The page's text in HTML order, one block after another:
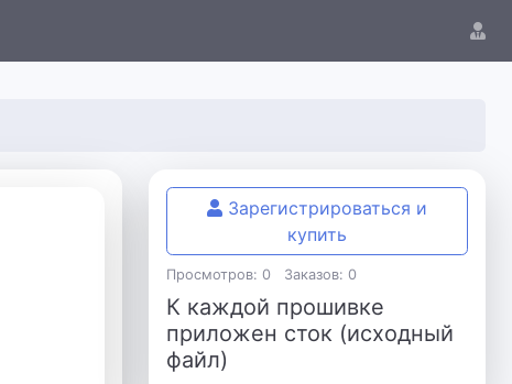
Зарегистрироваться и
купить
Просмотров: 0 Заказов: 0
К каждой прошивке
приложен сток (исходный
файл)